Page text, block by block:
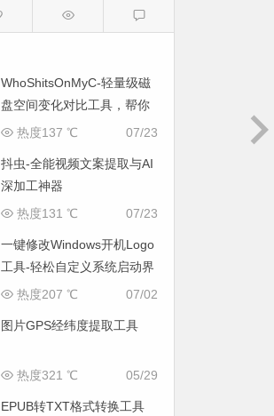
WhoShitsOnMyC-轻量级磁
盘空间变化对比工具，帮你
找出“吃掉”空间的罪魁祸首
07/23
热度137 ℃
抖虫-全能视频文案提取与AI
深加工神器
07/23
热度131 ℃
一键修改Windows开机Logo
工具-轻松自定义系统启动界
面
07/02
热度207 ℃
图片GPS经纬度提取工具
05/29
热度321 ℃
EPUB转TXT格式转换工具